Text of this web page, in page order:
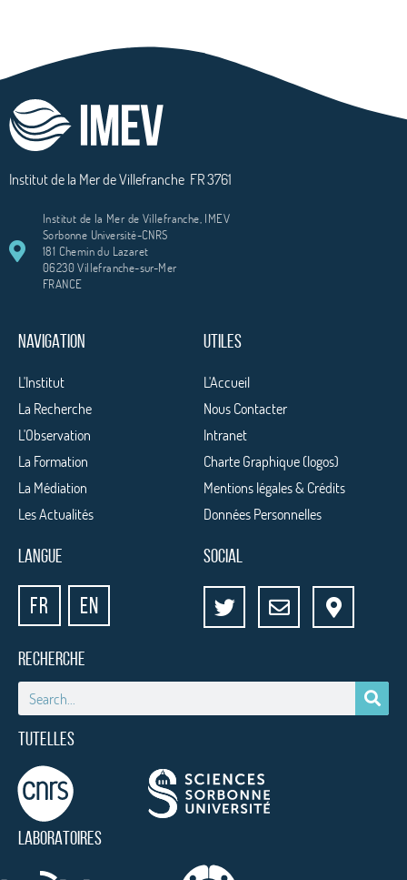
Institut de la Mer de Villefranche FR 3761
Institut de la Mer de Villefranche, IMEV
Sorbonne Université-CNRS
181 Chemin du Lazaret
06230 Villefranche-sur-Mer
FRANCE
NAVIGATION
L'Institut
La Recherche
L'Observation
La Formation
La Médiation
Les Actualités
LANGUE
FR EN
UTILES
L'Accueil
Nous Contacter
Intranet
Charte Graphique (logos)
Mentions légales & Crédits
Données Personnelles
SOCIAL
RECHERCHE
TUTELLES
LABORATOIRES